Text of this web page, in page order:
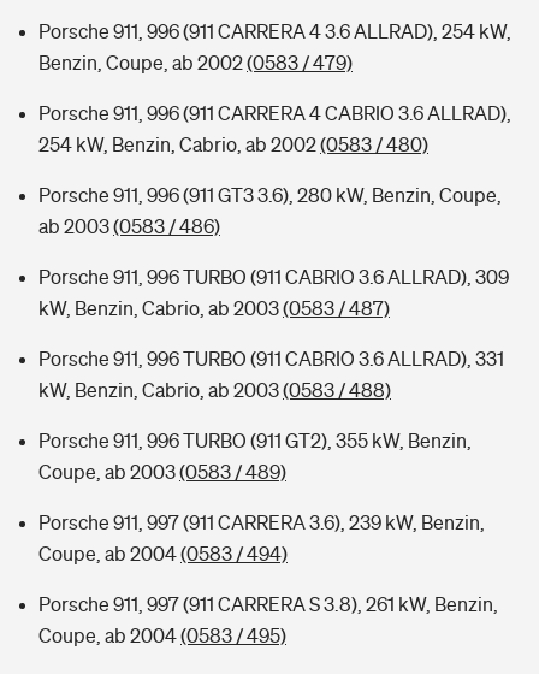
Porsche 911, 996 (911 CARRERA 4 3.6 ALLRAD), 254 kW,
Benzin, Coupe, ab 2002(0583 / 479)
Porsche 911, 996 (911 CARRERA 4 CABRIO 3.6 ALLRAD),
254 kW, Benzin, Cabrio, ab 2002(0583 / 480)
Porsche 911, 996 (911 GT3 3.6), 280 kW, Benzin, Coupe,
ab 2003(0583 / 486)
Porsche 911, 996 TURBO (911 CABRIO 3.6 ALLRAD), 309
kW, Benzin, Cabrio, ab 2003(0583 / 487)
Porsche 911, 996 TURBO (911 CABRIO 3.6 ALLRAD), 331
kW, Benzin, Cabrio, ab 2003(0583 / 488)
Porsche 911, 996 TURBO (911 GT2), 355 kW, Benzin,
Coupe, ab 2003(0583 / 489)
Porsche 911, 997 (911 CARRERA 3.6), 239 kW, Benzin,
Coupe, ab 2004(0583 / 494)
Porsche 911, 997 (911 CARRERA S 3.8), 261 kW, Benzin,
Coupe, ab 2004(0583 / 495)